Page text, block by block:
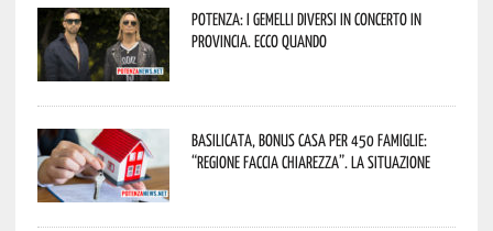
Potenza: i Gemelli DiVersi in concerto in
provincia. Ecco quando
Basilicata, Bonus casa per 450 famiglie:
“Regione faccia chiarezza”. La situazione